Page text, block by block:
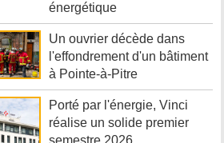
énergétique
Un ouvrier décède dans
l'effondrement d'un bâtiment
à Pointe-à-Pitre
Porté par l'énergie, Vinci
réalise un solide premier